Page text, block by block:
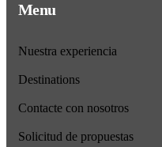
Menu
Nuestra experiencia
Destinations
Contacte con nosotros
Solicitud de propuestas